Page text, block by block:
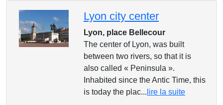
Lyon city center
Lyon, place Bellecour
The center of Lyon, was built
between two rivers, so that it is
also called « Peninsula ».
Inhabited since the Antic Time, this
is today the plac... lire la suite